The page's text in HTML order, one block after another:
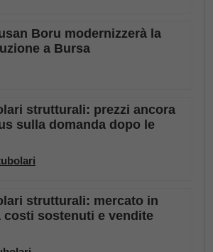
Boru modernizzerà la
a Bursa
strutturali: prezzi ancora
sulla domanda dopo le
strutturali: mercato in
sostenuti e vendite